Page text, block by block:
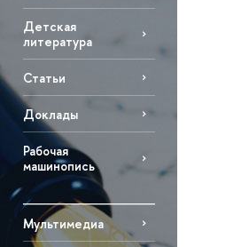
Детская
литература
Статьи
Доклады
Рабочая
машинопись
Мультимедиа